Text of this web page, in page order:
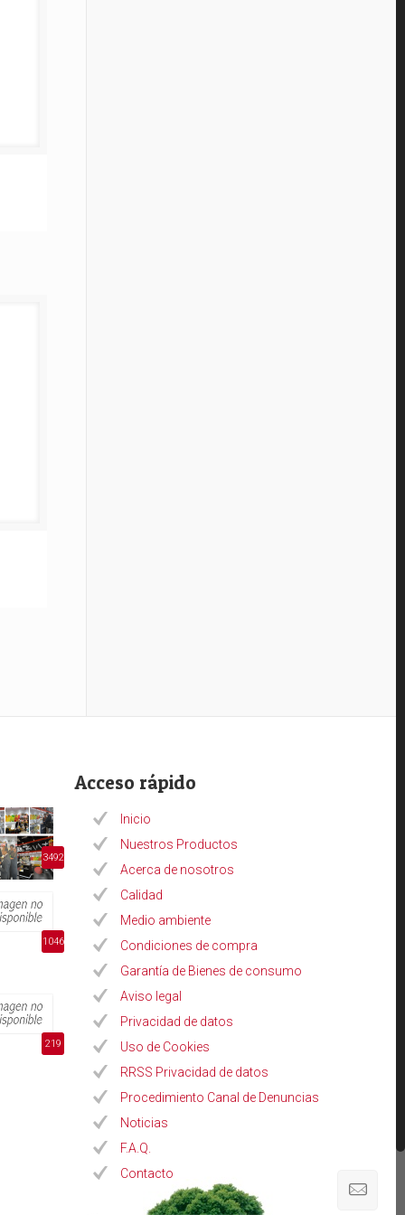
3492
1046
219
Acceso rápido
Inicio
Nuestros Productos
Acerca de nosotros
Calidad
Medio ambiente
Condiciones de compra
Garantía de Bienes de consumo
Aviso legal
Privacidad de datos
Uso de Cookies
RRSS Privacidad de datos
Procedimiento Canal de Denuncias
Noticias
F.A.Q.
Contacto